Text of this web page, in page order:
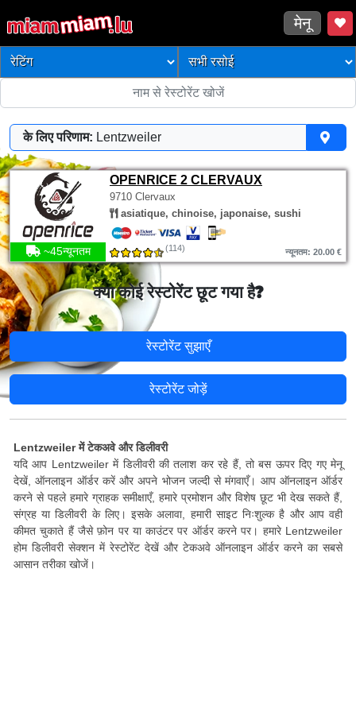
मेनू
के लिए परिणाम: Lentzweiler
OPENRICE 2 CLERVAUX
9710 Clervaux
asiatique, chinoise, japonaise, sushi
~45न्यूनतम (114) न्यूनतम: 20.00 €
क्या कोई रेस्टोरेंट छूट गया है?
रेस्टोरेंट सुझाएँ
रेस्टोरेंट जोड़ें
Lentzweiler में टेकअवे और डिलीवरी
यदि आप Lentzweiler में डिलीवरी की तलाश कर रहे हैं, तो बस ऊपर दिए गए मेनू
देखें, ऑनलाइन ऑर्डर करें और अपने भोजन जल्दी से मंगवाएँ। आप ऑनलाइन ऑर्डर
करने से पहले हमारे ग्राहक समीक्षाएँ, हमारे प्रमोशन और विशेष छूट भी देख सकते हैं,
संग्रह या डिलीवरी के लिए। इसके अलावा, हमारी साइट निःशुल्क है और आप वही
कीमत चुकाते हैं जैसे फ़ोन पर या काउंटर पर ऑर्डर करने पर। हमारे Lentzweiler
होम डिलीवरी सेक्शन में रेस्टोरेंट देखें और टेकअवे ऑनलाइन ऑर्डर करने का सबसे
आसान तरीका खोजें।